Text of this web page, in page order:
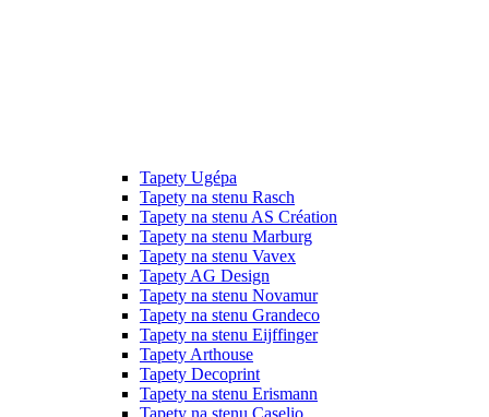
Tapety Ugépa
Tapety na stenu Rasch
Tapety na stenu AS Création
Tapety na stenu Marburg
Tapety na stenu Vavex
Tapety AG Design
Tapety na stenu Novamur
Tapety na stenu Grandeco
Tapety na stenu Eijffinger
Tapety Arthouse
Tapety Decoprint
Tapety na stenu Erismann
Tapety na stenu Caselio